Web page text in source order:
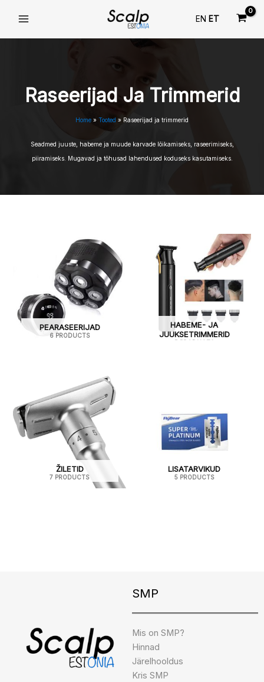
EN ET
Raseerijad Ja Trimmerid
Home Tooted Raseerijad ja trimmerid
Seadmed juuste, habeme ja muude karvade lõikamiseks, raseerimiseks,
piiramiseks. Mugavad ja tõhusad lahendused koduseks kasutamiseks.
PEARASEERIJAD
6 PRODUCTS
HABEME- JA
JUUKSETRIMMERID
5 PRODUCTS
ŽILETID
7 PRODUCTS
LISATARVIKUD
5 PRODUCTS
SMP
Mis on SMP?
Hinnad
Järelhooldus
Kris SMP
Instagram
Facebook